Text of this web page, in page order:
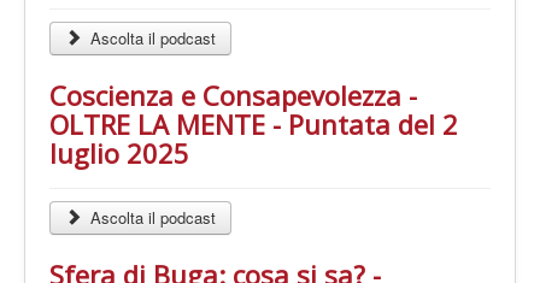
Ascolta il podcast
Coscienza e Consapevolezza -
OLTRE LA MENTE - Puntata del 2
luglio 2025
Ascolta il podcast
Sfera di Buga: cosa si sa? -